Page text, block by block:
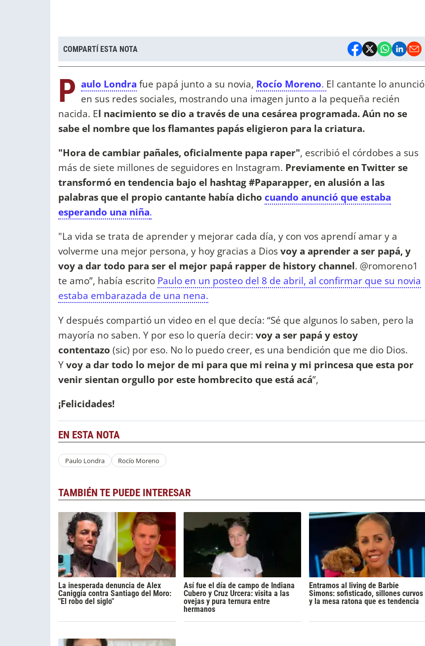
COMPARTÍ ESTA NOTA
P aulo Londra fue papá junto a su novia, Rocío Moreno. El cantante lo anunció
en sus redes sociales, mostrando una imagen junto a la pequeña recién
nacida. El nacimiento se dio a través de una cesárea programada. Aún no se
sabe el nombre que los flamantes papás eligieron para la criatura.
"Hora de cambiar pañales, oficialmente papa raper", escribió el córdobes a sus
más de siete millones de seguidores en Instagram. Previamente en Twitter se
transformó en tendencia bajo el hashtag #Paparapper, en alusión a las
palabras que el propio cantante había dicho cuando anunció que estaba
esperando una niña.
"La vida se trata de aprender y mejorar cada día, y con vos aprendí amar y a
volverme una mejor persona, y hoy gracias a Diosvoy a aprender a ser papá, y
voy a dar todo para ser el mejor papá rapper de history channel. @romoreno1
te amo”, había escrito Paulo en un posteo del 8 de abril, al confirmar que su novia
estaba embarazada de una nena.
Y después compartió un video en el que decía: “Sé que algunos lo saben, pero la
mayoría no saben. Y por eso lo quería decir: voy a ser papá y estoy
contentazo (sic) por eso. No lo puedo creer, es una bendición que me dio Dios.
Yvoy a dar todo lo mejor de mi para que mi reina y mi princesa que esta por
venir sientan orgullo por este hombrecito que está acá”,
¡Felicidades!
EN ESTA NOTA
Paulo Londra Rocío Moreno
TAMBIÉN TE PUEDE INTERESAR
La inesperada denuncia de Alex
Caniggia contra Santiago del Moro:
"El robo del siglo"
Así fue el día de campo de Indiana
Cubero y Cruz Urcera: visita a las
ovejas y pura ternura entre
hermanos
Entramos al living de Barbie
Simons: sofisticado, sillones curvos
y la mesa ratona que es tendencia